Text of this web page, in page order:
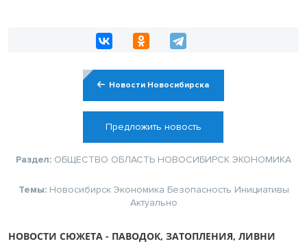
Новости Новосибирска
Предложить новость
Раздел: ОБЩЕСТВО ОБЛАСТЬ НОВОСИБИРСК ЭКОНОМИКА
Темы: Новосибирск Экономика Безопасность Инициативы
Актуально
НОВОСТИ СЮЖЕТА - ПАВОДОК, ЗАТОПЛЕНИЯ, ЛИВНИ